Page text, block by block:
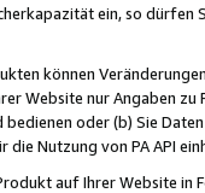
ein, so dürfen
können
Website nur Angaben
oder (b) Sie
Nutzung von PA API
auf Ihrer Website